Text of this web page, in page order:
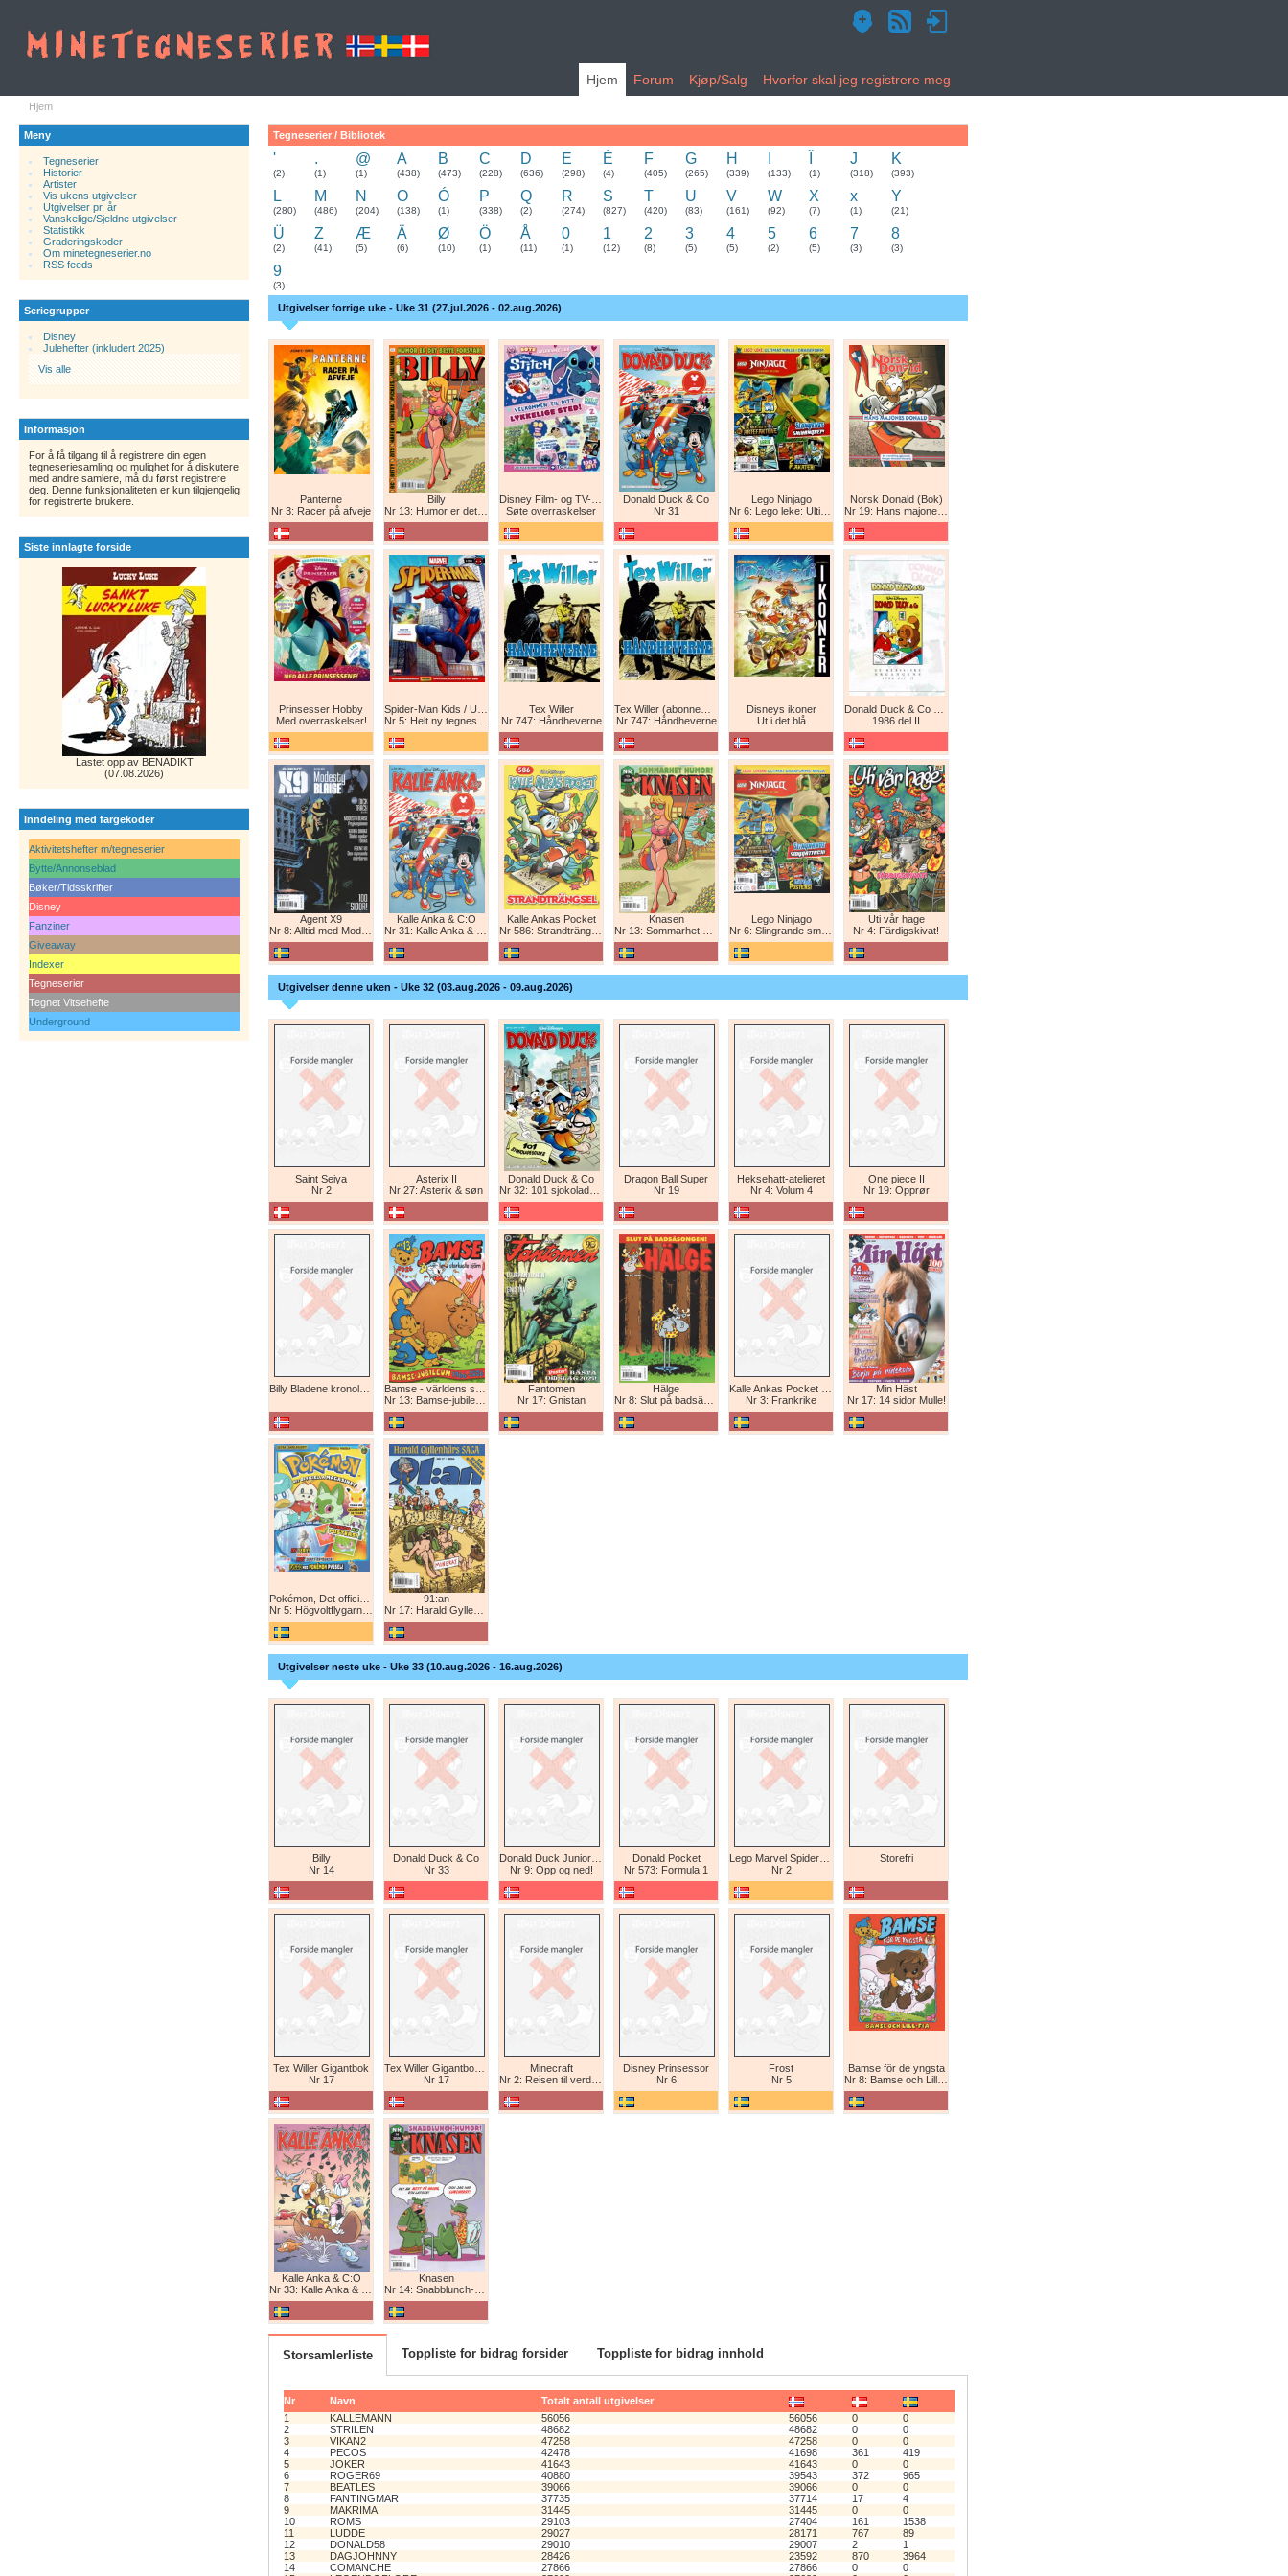
Hjem Forum Kjøp/Salg Hvorfor skal jeg registrere meg
Hjem
Meny
Tegneserier
Historier.
Artister
Vis ukens utgivelser
Utgivelser pr. år
Vanskelige/Sjeldne utgivelser
Statistikk
Graderingskoder
Om minetegneserier.no
RSS feeds
Seriegrupper
Disney
Julehefter (inkludert 2025)
Vis alle
Informasjon
For å få tilgang til å registrere din egen
tegneseriesamling og mulighet for å diskutere
med andre samlere, må du først registrere
deg. Denne funksjonaliteten er kun tilgjengelig
for registrerte brukere.
Siste innlagte forside
Lastet opp av BENADIKT
(07.08.2026)
Inndeling med fargekoder
Aktivitetshefter m/tegneserier
Bytte/Annonseblad
Bøker/Tidsskrifter
Disney
Fanziner
Giveaway
Indexer
Tegneserier
Tegnet Vitsehefte
Underground
Tegneserier / Bibliotek
'
(2)
.
(1)
@
(1)
A
(438)
B
(473)
C
(228)
D
(636)
E
(298)
É
(4)
F
(405)
G
(265)
H
(339) (133) (1)
J
(318)
K
(393)
L
(280)
M
(486)
N
(204)
O
(138)
Ó
(1)
P
(338)
Q
(2)
R
(274)
S
(827)
T
(420)
U
(83)
V
(161)
W
(92)
X
(7)
x
(1)
Y
(21)
Ü
(2)
Z
(41)
Æ
(5)
Ä
(6)
Ø
(10)
Ö
(1)
Å
(11)
0
(1)
1
(12)
2
(8)
3
(5)
4
(5)
5
(2)
6
(5)
7
(3)
8
(3)
9
(3)
Utgivelser forrige uke - Uke 31 (27.jul.2026 - 02.aug.2026)
Panterne
Nr 3: Racer på afveje
Billy
Nr 13: Humor er det beste forsvar!
Søte overraskelser
Donald Duck & Co
Nr 31
Lego Ninjago
Nr 6: Lego leke: Ultimat Ninja i drageform
Norsk Donald (Bok)
Nr 19: Hans majones Donald
Prinsesser Hobby
Med overraskelser!
Nr 5: Helt ny tegneserie! Maskinkrig!
Tex Willer
Nr 747: Håndheverne
Nr 747: Håndheverne
Disneys ikoner
Ut i det blå
1986 del II
Agent X9
Nr 8: Alltid med Modesty Blaise
Kalle Anka & C:O
Nr 31: Kalle Anka & C:O
Kalle Ankas Pocket
Nr 586: Strandträngsel
Knasen
Nr 13: Sommarhet humor!
Lego Ninjago
Nr 6: Slingrande smygattack!
Uti vår hage
Nr 4: Färdigskivat!
Utgivelser denne uken - Uke 32 (03.aug.2026 - 09.aug.2026)
Saint Seiya
Nr 2
Asterix II
Nr 27: Asterix & søn
Donald Duck & Co
Nr 32: 101 sjokoladeboller
Dragon Ball Super
Nr 19
Heksehatt-atelieret
Nr 4: Volum 4
One piece II
Nr 19: Opprør
Nr 13: Bamse-jubileum 1966-2026
Fantomen
Nr 17: Gnistan
Hälge
Nr 8: Slut på badsäsongen!
Nr 3: Frankrike
Min Häst
Nr 17: 14 sidor Mulle!
Nr 5: Högvoltflygarna mot Svart Rayquaza!
91:an
Nr 17: Harald Gyllenhårs saga
Utgivelser neste uke - Uke 33 (10.aug.2026 - 16.aug.2026)
Billy
Nr 14
Donald Duck & Co
Nr 33
Nr 9: Opp og ned!
Donald Pocket
Nr 573: Formula 1
Nr 2
Storefri
Tex Willer Gigantbok
Nr 17
Nr 17
Minecraft
Nr 2: Reisen til verdens ende
Disney Prinsessor
Nr 6
Frost
Nr 5
Bamse för de yngsta
Nr 8: Bamse och Lill-Fia
Kalle Anka & C:O
Nr 33: Kalle Anka & C:O
Knasen
Nr 14: Snabblunch-humor!
Storsamlerliste Toppliste for bidrag forsider Toppliste for bidrag innhold
Nr Navn
Totalt antall utgivelser
1
KALLEMANN 56056 56056 0
0
2
STRILEN 48682 48682 0
0
3
VIKAN2 47258 47258 0
0
4
PECOS 42478 41698 361
419
5
JOKER 41643 41643 0
0
6
ROGER69 40880 39543 372
965
7
BEATLES 39066 39066 0
0
8
FANTINGMAR 37735 37714 17
4
9
MAKRIMA 31445 31445 0
0
10
ROMS 29103 27404 161
1538
11
LUDDE 29027 28171 767
89
12
DONALD58 29010 29007 2
1
13
DAGJOHNNY 28426 23592 870
3964
14
COMANCHE 27866 27866 0
0